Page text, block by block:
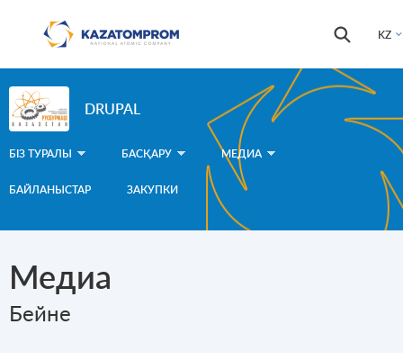
KZ
Іздестіру
DRUPAL
БІЗ ТУРАЛЫ БАСҚАРУ МЕДИА
БАЙЛАНЫСТАР ЗАКУПКИ
Медиа
Бейне